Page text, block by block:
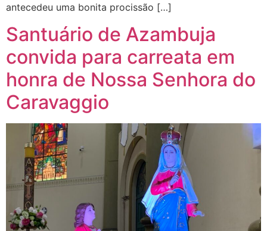
antecedeu uma bonita procissão […]
Santuário de Azambuja
convida para carreata em
honra de Nossa Senhora do
Caravaggio